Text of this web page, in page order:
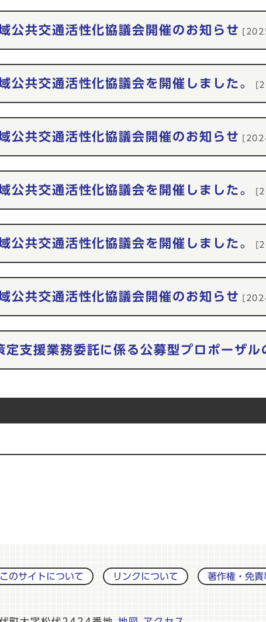
公共交通活性化協議会開催のお知らせ
公共交通活性化協議会を開催しました。
公共交通活性化協議会開催のお知らせ
公共交通活性化協議会を開催しました。
公共交通活性化協議会を開催しました。
公共交通活性化協議会開催のお知らせ
定支援業務委託に係る公募型プロポーザル
このサイトについて リンクについて 著作権・免責